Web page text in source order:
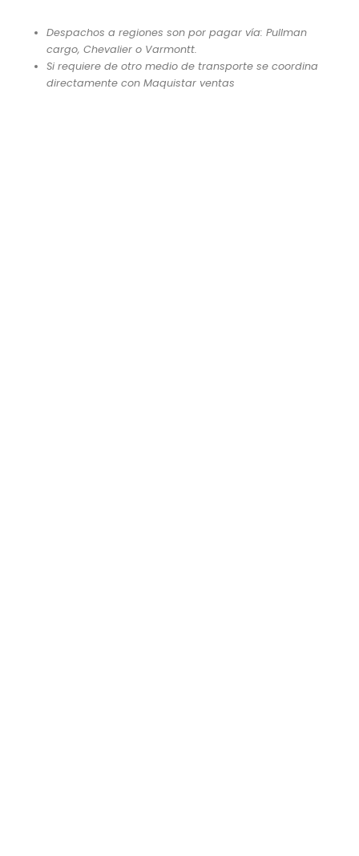
Despachos a regiones son por pagar vía: Pullman
cargo, Chevalier o Varmontt.
Si requiere de otro medio de transporte se coordina
directamente con Maquistar ventas